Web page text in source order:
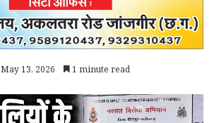
May 13, 2026 1 minute read